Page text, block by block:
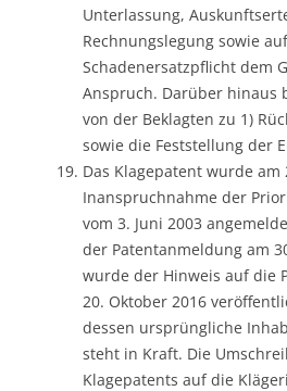
Unterlassung,
Rechnungslegung sowie
Schadenersatzpflicht dem
Anspruch. Darüber hinaus
von der Beklagten zu 1)
sowie die Feststellung der
Das Klagepatent wurde am
Inanspruchnahme der
vom 3. Juni 2003
der Patentanmeldung am
wurde der Hinweis auf die
20. Oktober 2016
dessen ursprüngliche
steht in Kraft. Die
Klagepatents auf die